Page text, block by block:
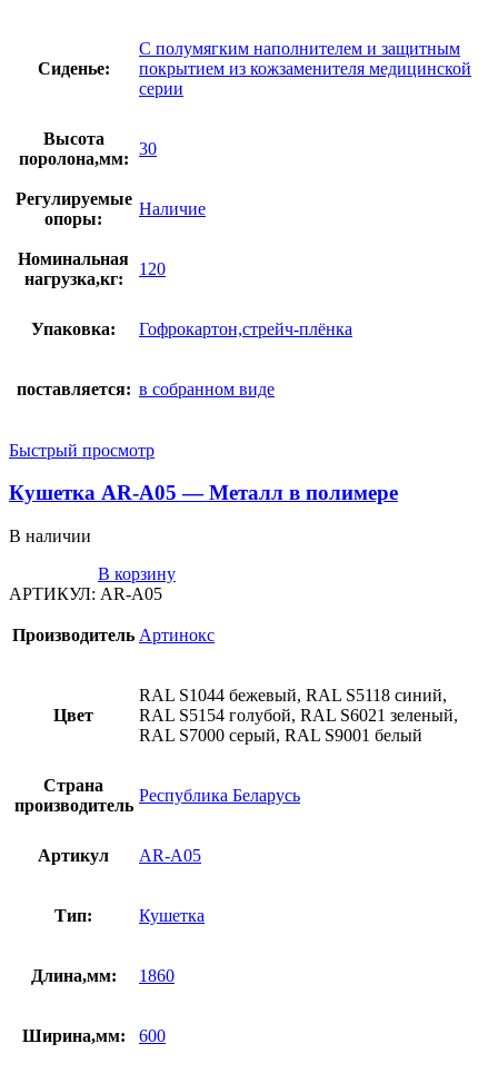
Сиденье:
С полумягким наполнителем и защитным
покрытием из кожзаменителя медицинской
серии
Высота
поролона,мм:
30
Регулируемые
опоры:
Наличие
Номинальная
нагрузка,кг:
120
Упаковка: Гофрокартон,стрейч-плёнка
поставляется: в собранном виде
Быстрый просмотр
Кушетка AR-A05 — Металл в полимере
В наличии
В корзину
АРТИКУЛ: AR-A05
Производитель Артинокс
Цвет
RAL S1044 бежевый, RAL S5118 синий,
RAL S5154 голубой, RAL S6021 зеленый,
RAL S7000 серый, RAL S9001 белый
Страна
производитель
Республика Беларусь
Артикул AR-A05
Тип: Кушетка
Длина,мм: 1860
Ширина,мм: 600